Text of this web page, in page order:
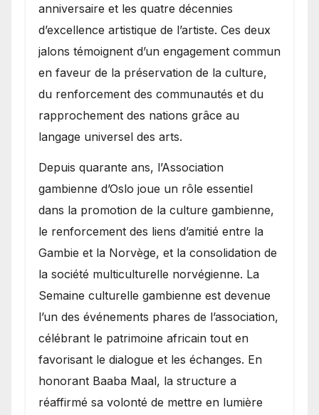
anniversaire et les quatre décennies
d’excellence artistique de l’artiste. Ces deux
jalons témoignent d’un engagement commun
en faveur de la préservation de la culture,
du renforcement des communautés et du
rapprochement des nations grâce au
langage universel des arts.
​Depuis quarante ans, l’Association
gambienne d’Oslo joue un rôle essentiel
dans la promotion de la culture gambienne,
le renforcement des liens d’amitié entre la
Gambie et la Norvège, et la consolidation de
la société multiculturelle norvégienne. La
Semaine culturelle gambienne est devenue
l’un des événements phares de l’association,
célébrant le patrimoine africain tout en
favorisant le dialogue et les échanges. En
honorant Baaba Maal, la structure a
réaffirmé sa volonté de mettre en lumière